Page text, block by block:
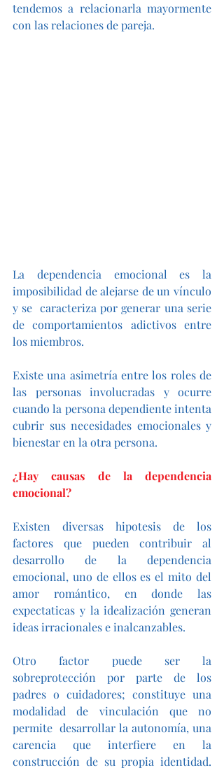
tendemos a relacionarla mayormente
con las relaciones de pareja.
La dependencia emocional es la
imposibilidad de alejarse de un vínculo
y se  caracteriza por generar una serie
de comportamientos adictivos entre
los miembros.
Existe una asimetría entre los roles de
las personas involucradas y ocurre
cuando la persona dependiente intenta
cubrir sus necesidades emocionales y
bienestar en la otra persona.
¿Hay causas de la dependencia
emocional?
Existen diversas hipotesis de los
factores que pueden contribuir al
desarrollo de la dependencia
emocional, uno de ellos es el mito del
amor romántico, en donde las
expectaticas y la idealización generan
ideas irracionales e inalcanzables.
Otro factor puede ser la
sobreprotección por parte de los
padres o cuidadores; constituye una
modalidad de vinculación que no
permite  desarrollar la autonomía, una
carencia que interfiere en la
construcción de su propia identidad.